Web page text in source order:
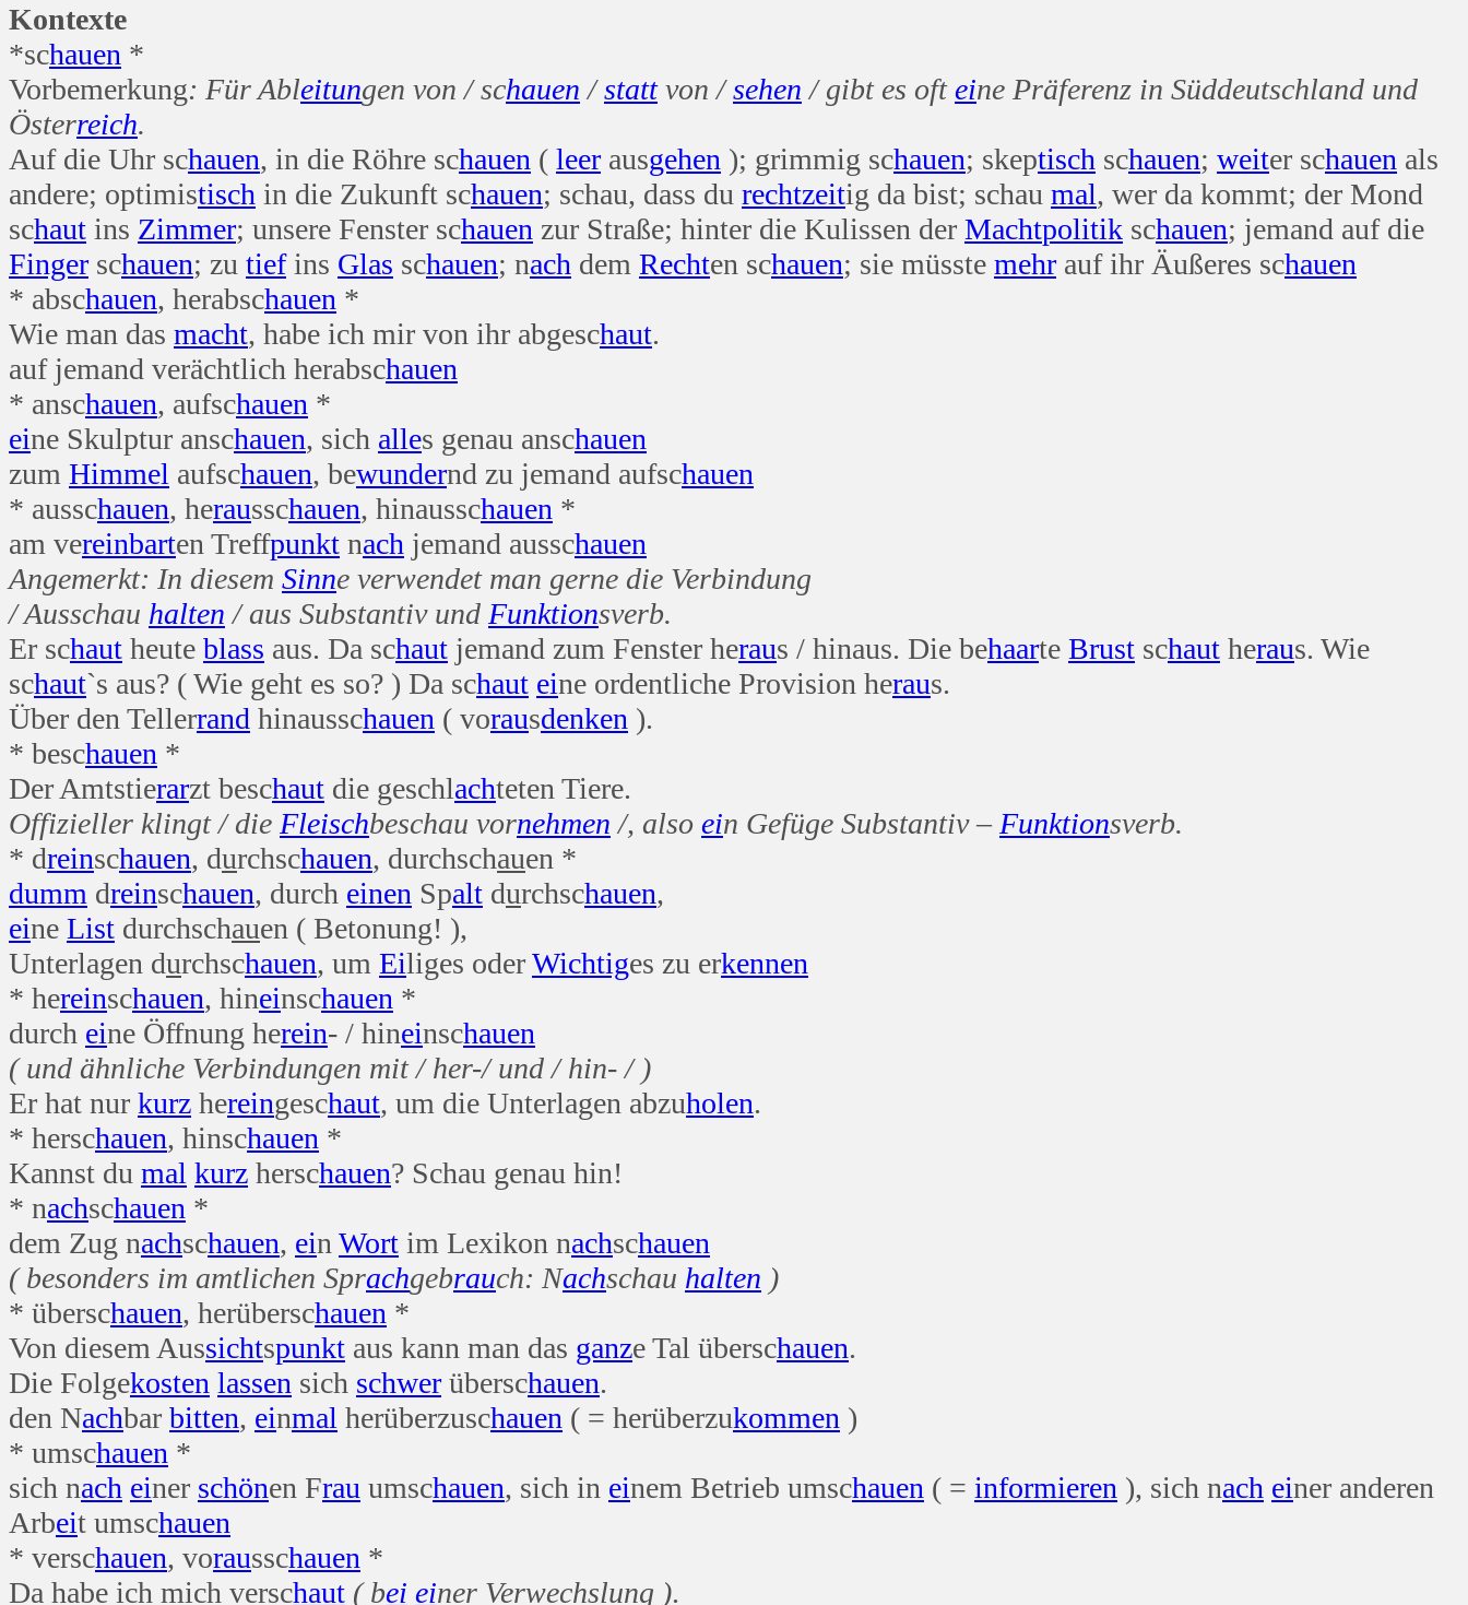
Kontexte
*schauen *
Vorbemerkung: Für Ableitungen von / schauen /stattvon /sehen / gibt es ofteine Präferenz in Süddeutschland und
Österreich.
Auf die Uhr schauen, in die Röhre schauen ( leer ausgehen ); grimmig schauen; skeptisch schauen; weiter schauen als
andere; optimistisch in die Zukunft schauen; schau, dass du rechtzeitig da bist; schau mal, wer da kommt; der Mond
schaut ins Zimmer; unsere Fenster schauen zur Straße; hinter die Kulissen der Machtpolitik schauen; jemand auf die
Finger schauen; zu tiefins Glas schauen; nach dem Rechten schauen; sie müsste mehr auf ihr Äußeres schauen
* abschauen, herabschauen *
Wie man das macht, habe ich mir von ihr abgeschaut.
auf jemand verächtlich herabschauen
* anschauen, aufschauen *
eine Skulptur anschauen, sich alles genau anschauen
zum Himmel aufschauen, bewundernd zu jemand aufschauen
* ausschauen, herausschauen, hinausschauen *
am vereinbarten Treffpunkt nach jemand ausschauen
Angemerkt: In diesem Sinne verwendet man gerne die Verbindung
/ Ausschau halten / aus Substantiv und Funktionsverb.
Er schaut heute blass aus. Da schaut jemand zum Fenster heraus / hinaus. Die behaarte Brust schaut heraus. Wie
schaut`s aus? ( Wie geht es so? ) Da schaut eine ordentliche Provision heraus.
Über den Tellerrand hinausschauen ( vorausdenken ).
* beschauen *
Der Amtstierarzt beschaut die geschlachteten Tiere.
Offizieller klingt / die Fleischbeschau vornehmen /, also ein Gefüge Substantiv – Funktionsverb.
* dreinschauen, durchschauen, durchschauen *
dumm dreinschauen, durch einen Spalt durchschauen,
eine List durchschauen ( Betonung! ),
Unterlagen durchschauen, um Eiliges oderWichtiges zu erkennen
* hereinschauen, hineinschauen *
durch eine Öffnung herein- / hineinschauen
( und ähnliche Verbindungen mit / her-/ und / hin- / )
Er hat nur kurz hereingeschaut, um die Unterlagen abzuholen.
* herschauen, hinschauen *
Kannst du mal kurz herschauen? Schau genau hin!
* nachschauen *
dem Zug nachschauen, ein Wort im Lexikon nachschauen
( besonders im amtlichen Sprachgebrauch: Nachschau halten )
* überschauen, herüberschauen *
Von diesem Aussichtspunkt aus kann man das ganze Tal überschauen.
Die Folgekosten lassen sich schwer überschauen.
den Nachbar bitten, einmal herüberzuschauen ( = herüberzukommen )
* umschauen *
sich nach einer schönen Frau umschauen, sich in einem Betrieb umschauen ( = informieren ), sich nach einer anderen
Arbeit umschauen
* verschauen, vorausschauen *
Da habe ich mich verschaut ( bei einer Verwechslung ).